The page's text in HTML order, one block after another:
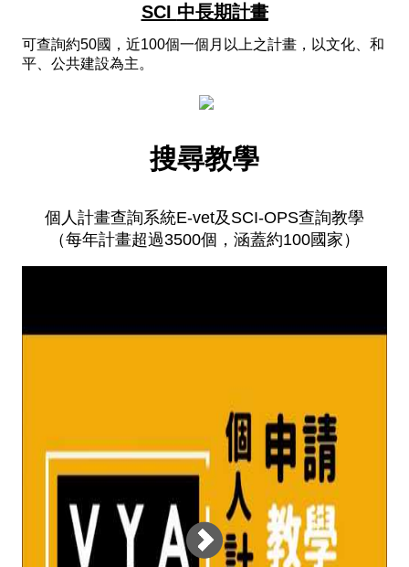
SCI 中長期計畫
可查詢約50國，近100個一個月以上之計畫，以文化、和
平、公共建設為主。
搜尋教學
個人計畫查詢系統E-vet及SCI-OPS查詢教學
（每年計畫超過3500個，涵蓋約100國家）